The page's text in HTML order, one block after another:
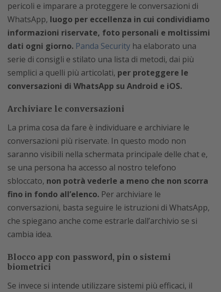
pericoli e imparare a proteggere le conversazioni di
WhatsApp, luogo per eccellenza in cui condividiamo
informazioni riservate, foto personali e moltissimi
dati ogni giorno. Panda Security ha elaborato una
serie di consigli e stilato una lista di metodi, dai più
semplici a quelli più articolati, per proteggere le
conversazioni di WhatsApp su Android e iOS.
Archiviare le conversazioni
La prima cosa da fare è individuare e archiviare le
conversazioni più riservate. In questo modo non
saranno visibili nella schermata principale delle chat e,
se una persona ha accesso al nostro telefono
sbloccato, non potrà vederle a meno che non scorra
fino in fondo all’elenco. Per archiviare le
conversazioni, basta seguire le istruzioni di WhatsApp,
che spiegano anche come estrarle dall’archivio se si
cambia idea.
Blocco app con password, pin o sistemi
biometrici
Se invece si intende utilizzare sistemi più efficaci, il